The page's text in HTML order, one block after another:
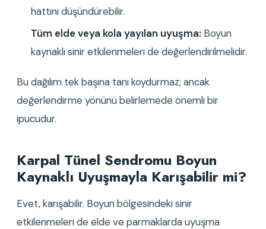
hattını düşündürebilir.
Tüm elde veya kola yayılan uyuşma: Boyun
kaynaklı sinir etkilenmeleri de değerlendirilmelidir.
Bu dağılım tek başına tanı koydurmaz; ancak
değerlendirme yönünü belirlemede önemli bir
ipucudur.
Karpal Tünel Sendromu Boyun
Kaynaklı Uyuşmayla Karışabilir mi?
Evet, karışabilir. Boyun bölgesindeki sinir
etkilenmeleri de elde ve parmaklarda uyuşma